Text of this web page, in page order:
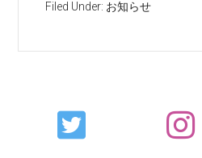
Filed Under: お知らせ
Primary
Sidebar